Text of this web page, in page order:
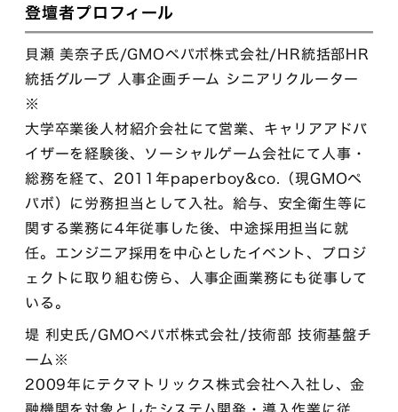
登壇者プロフィール
貝瀬 美奈子氏/GMOペパボ株式会社/HR統括部HR
統括グループ 人事企画チーム シニアリクルーター
※
大学卒業後人材紹介会社にて営業、キャリアアドバ
イザーを経験後、ソーシャルゲーム会社にて人事・
総務を経て、2011年paperboy&co.（現GMOペ
パボ）に労務担当として入社。給与、安全衛生等に
関する業務に4年従事した後、中途採用担当に就
任。エンジニア採用を中心としたイベント、プロジ
ェクトに取り組む傍ら、人事企画業務にも従事して
いる。
堤 利史氏/GMOペパボ株式会社/技術部 技術基盤チ
ーム※
2009年にテクマトリックス株式会社へ入社し、金